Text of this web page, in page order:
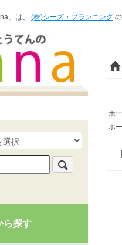
」は、 (株)シーズ・プランニング
ホ
ホ
ら探す